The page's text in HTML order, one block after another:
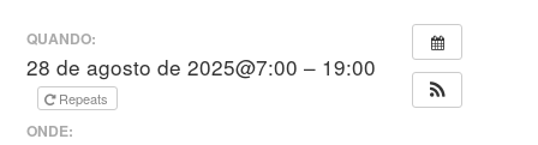
QUANDO:
28 de agosto de 2025@7:00 – 19:00
Repeats
ONDE: